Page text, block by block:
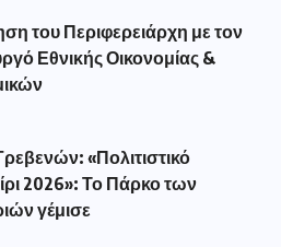
του Περιφερειάρχη με τον
Εθνικής Οικονομίας &
«Πολιτιστικό
2026»: Το Πάρκο των
γέμισε